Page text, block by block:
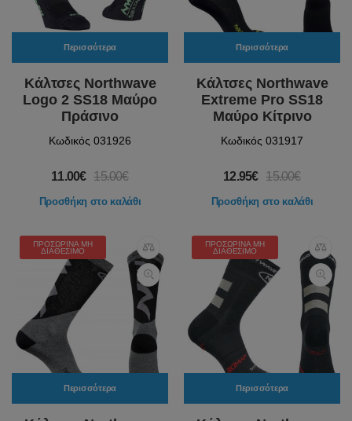
Περισσότερα
Κάλτσες Northwave
Logo 2 SS18 Μαύρο
Πράσινο
Κωδικός 031926
11.00€ 15.00€
Προσθήκη στο καλάθι
Περισσότερα
Κάλτσες Northwave
Extreme Pro SS18
Μαύρο Κίτρινο
Κωδικός 031917
12.95€ 15.00€
Προσθήκη στο καλάθι
ΠΡΟΣΩΡΙΝΆ ΜΗ
ΔΙΑΘΈΣΙΜΟ
Περισσότερα
ΠΡΟΣΩΡΙΝΆ ΜΗ
ΔΙΑΘΈΣΙΜΟ
Περισσότερα